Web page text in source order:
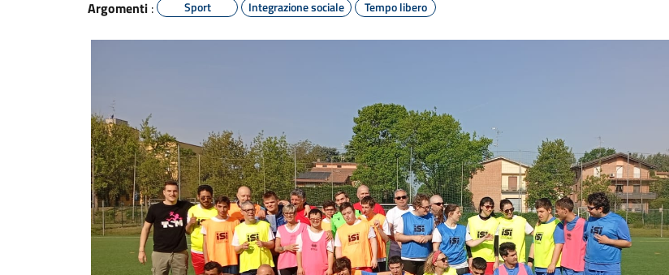
Argomenti : Sport Integrazione sociale Tempo libero